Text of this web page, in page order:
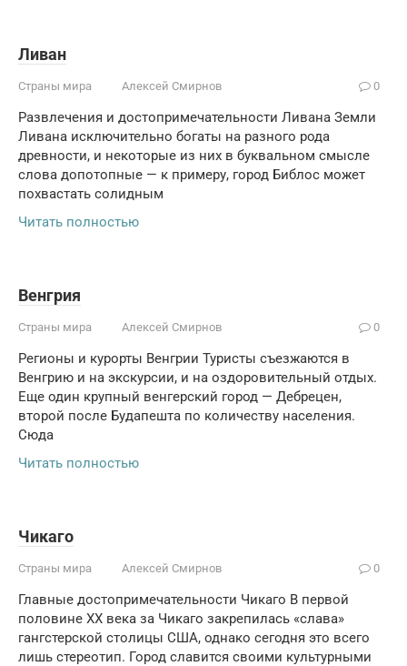
Ливан
Страны мира Алексей Смирнов 0
Развлечения и достопримечательности Ливана Земли
Ливана исключительно богаты на разного рода
древности, и некоторые из них в буквальном смысле
слова допотопные — к примеру, город Библос может
похвастать солидным
Читать полностью
Венгрия
Страны мира Алексей Смирнов 0
Регионы и курорты Венгрии Туристы съезжаются в
Венгрию и на экскурсии, и на оздоровительный отдых.
Еще один крупный венгерский город — Дебрецен,
второй после Будапешта по количеству населения.
Сюда
Читать полностью
Чикаго
Страны мира Алексей Смирнов 0
Главные достопримечательности Чикаго В первой
половине ХХ века за Чикаго закрепилась «слава»
гангстерской столицы США, однако сегодня это всего
лишь стереотип. Город славится своими культурными